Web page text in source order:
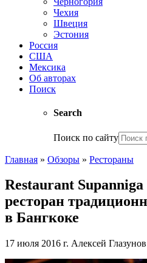
Чехия
Швеция
Эстония
Россия
США
Мексика
Об авторах
Поиск
Search
Поиск по сайту
Главная » Обзоры » Рестораны
Restaurant
ресторан
в Бангкоке
17 июля 2016 г. Алексей Глазунов